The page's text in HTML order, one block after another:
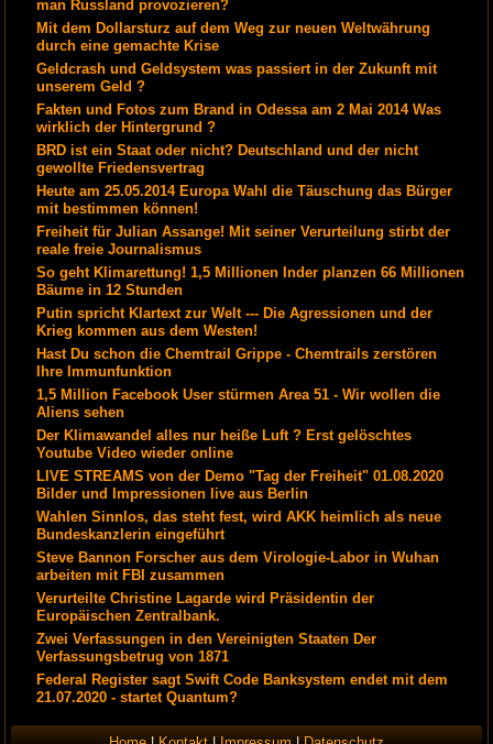
man Russland provozieren?
Mit dem Dollarsturz auf dem Weg zur neuen Weltwährung
durch eine gemachte Krise
Geldcrash und Geldsystem was passiert in der Zukunft mit
unserem Geld ?
Fakten und Fotos zum Brand in Odessa am 2 Mai 2014 Was
wirklich der Hintergrund ?
BRD ist ein Staat oder nicht? Deutschland und der nicht
gewollte Friedensvertrag
Heute am 25.05.2014 Europa Wahl die Täuschung das Bürger
mit bestimmen können!
Freiheit für Julian Assange! Mit seiner Verurteilung stirbt der
reale freie Journalismus
So geht Klimarettung! 1,5 Millionen Inder planzen 66 Millionen
Bäume in 12 Stunden
Putin spricht Klartext zur Welt --- Die Agressionen und der
Krieg kommen aus dem Westen!
Hast Du schon die Chemtrail Grippe - Chemtrails zerstören
Ihre Immunfunktion
1,5 Million Facebook User stürmen Area 51 - Wir wollen die
Aliens sehen
Der Klimawandel alles nur heiße Luft ? Erst gelöschtes
Youtube Video wieder online
LIVE STREAMS von der Demo "Tag der Freiheit" 01.08.2020
Bilder und Impressionen live aus Berlin
Wahlen Sinnlos, das steht fest, wird AKK heimlich als neue
Bundeskanzlerin eingeführt
Steve Bannon Forscher aus dem Virologie-Labor in Wuhan
arbeiten mit FBI zusammen
Verurteilte Christine Lagarde wird Präsidentin der
Europäischen Zentralbank.
Zwei Verfassungen in den Vereinigten Staaten Der
Verfassungsbetrug von 1871
Federal Register sagt Swift Code Banksystem endet mit dem
21.07.2020 - startet Quantum?